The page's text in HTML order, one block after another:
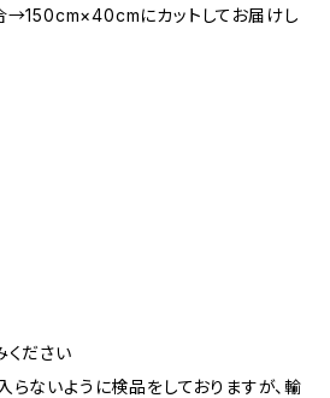
→150cm×40cmにカットしてお届けし
ください
らないように検品をしておりますが、輸